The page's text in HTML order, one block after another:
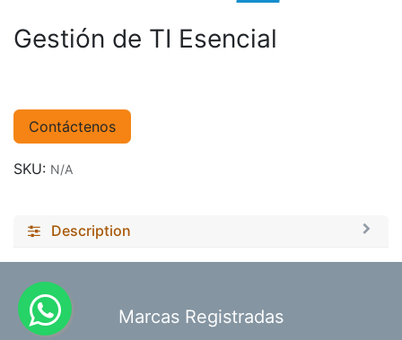
Gestión de TI Esencial
Contáctenos
SKU: N/A
Description
​Marcas Registradas